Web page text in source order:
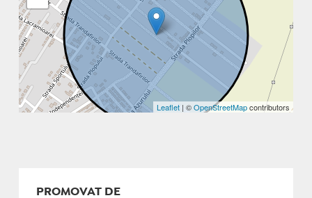
Leaflet | ©OpenStreetMapcontributors
PROMOVAT DE